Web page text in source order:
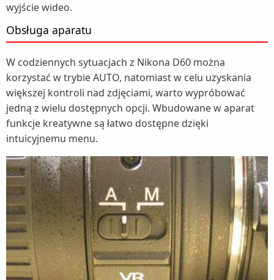
wyjście wideo.
Obsługa aparatu
W codziennych sytuacjach z Nikona D60 można
korzystać w trybie AUTO, natomiast w celu uzyskania
większej kontroli nad zdjęciami, warto wypróbować
jedną z wielu dostępnych opcji. Wbudowane w aparat
funkcje kreatywne są łatwo dostępne dzięki
intuicyjnemu menu.